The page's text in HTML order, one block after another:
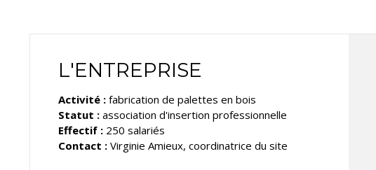
L'ENTREPRISE
Activité : fabrication de palettes en bois
Statut : association d'insertion professionnelle
Effectif : 250 salariés
Contact : Virginie Amieux, coordinatrice du site